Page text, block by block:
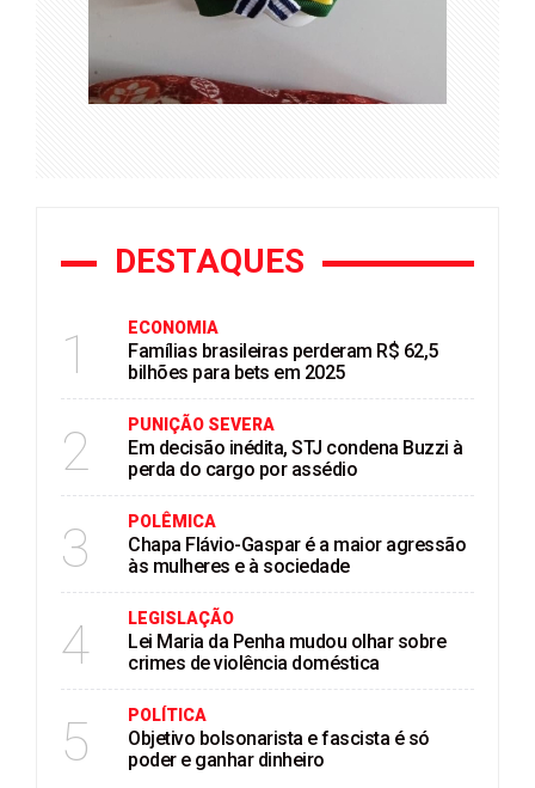
DESTAQUES
1 ECONOMIA
Famílias brasileiras perderam R$ 62,5
bilhões para bets em 2025
2 PUNIÇÃO SEVERA
Em decisão inédita, STJ condena Buzzi à
perda do cargo por assédio
3 POLÊMICA
Chapa Flávio-Gaspar é a maior agressão
às mulheres e à sociedade
4 LEGISLAÇÃO
Lei Maria da Penha mudou olhar sobre
crimes de violência doméstica
5 POLÍTICA
Objetivo bolsonarista e fascista é só
poder e ganhar dinheiro